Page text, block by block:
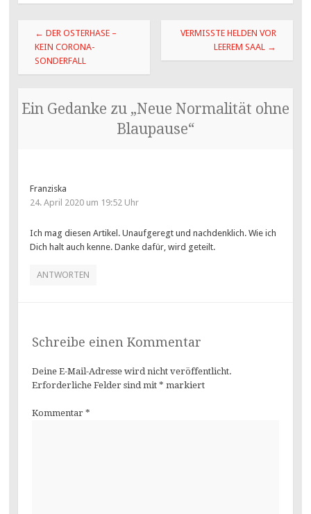
Beitragsnavigation
← DER OSTERHASE –
KEIN CORONA-
SONDERFALL
VERMISSTE HELDEN VOR
LEEREM SAAL →
Ein Gedanke zu „Neue Normalität ohne
Blaupause“
Franziska
24. April 2020 um 19:52 Uhr
Ich mag diesen Artikel. Unaufgeregt und nachdenklich. Wie ich
Dich halt auch kenne. Danke dafür, wird geteilt.
ANTWORTEN
Schreibe einen Kommentar
Deine E-Mail-Adresse wird nicht veröffentlicht.
Erforderliche Felder sind mit * markiert
Kommentar *